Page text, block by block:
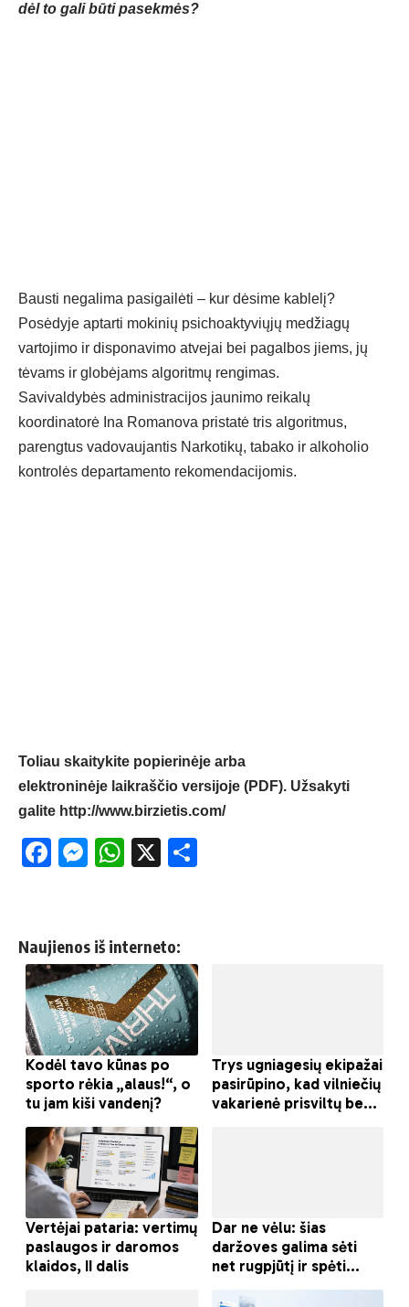
dėl to gali būti pasekmės?
Bausti negalima pasigailėti – kur dėsime kablelį?
Posėdyje aptarti mokinių psichoaktyviųjų medžiagų
vartojimo ir disponavimo atvejai bei pagalbos jiems, jų
tėvams ir globėjams algoritmų rengimas.
Savivaldybės administracijos jaunimo reikalų
koordinatorė Ina Romanova pristatė tris algoritmus,
parengtus vadovaujantis Narkotikų, tabako ir alkoholio
kontrolės departamento rekomendacijomis.
Toliau skaitykite popierinėje arba
elektroninėje laikraščio versijoje (PDF). Užsakyti
galite http://www.birzietis.com/
Facebook
Messenger
WhatsApp
X
Naujienos iš interneto: